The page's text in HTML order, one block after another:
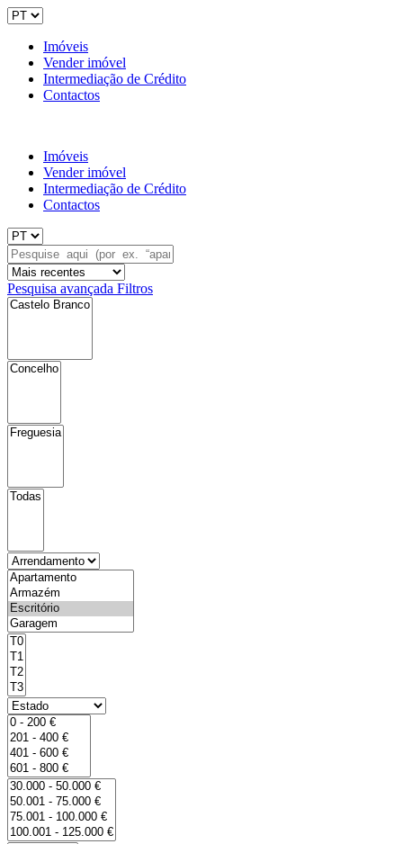
Imóveis
Vender imóvel
Intermediação de Crédito
Contactos
Imóveis
Vender imóvel
Intermediação de Crédito
Contactos
Pesquisa avançada Filtros